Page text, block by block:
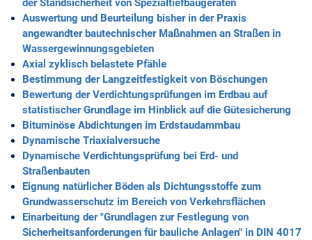
der Standsicherheit von Spezialtiefbaugeräten
Auswertung und Beurteilung bisher in der Praxis
angewandter bautechnischer Maßnahmen an Straßen in
Wassergewinnungsgebieten
Axial zyklisch belastete Pfähle
Bestimmung der Langzeitfestigkeit von Böschungen
Bewertung der Verdichtungsprüfungen im Erdbau auf
statistischer Grundlage im Hinblick auf die Gütesicherung
Bituminöse Abdichtungen im Erdstaudammbau
Dynamische Triaxialversuche
Dynamische Verdichtungsprüfung bei Erd- und
Straßenbauten
Eignung natürlicher Böden als Dichtungsstoffe zum
Grundwasserschutz im Bereich von Verkehrsflächen
Einarbeitung der "Grundlagen zur Festlegung von
Sicherheitsanforderungen für bauliche Anlagen" in DIN 4017